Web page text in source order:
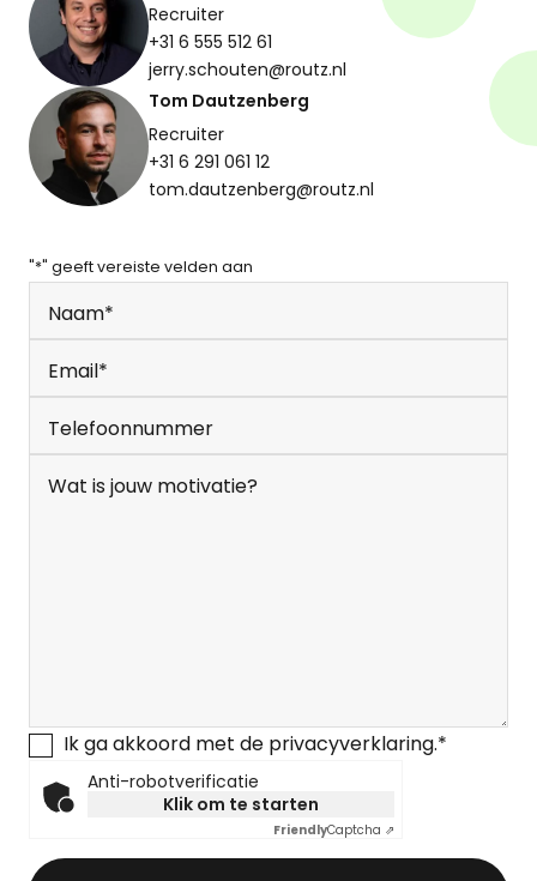
Recruiter
+31 6 555 512 61
jerry.schouten@routz.nl
Tom Dautzenberg
Recruiter
+31 6 291 061 12
tom.dautzenberg@routz.nl
"*" geeft vereiste velden aan
Naam*
Email*
Telefoonnummer
Wat is jouw motivatie?
Ik ga akkoord met de privacyverklaring.*
Geen titel
Anti-robotverificatie
Klik om te starten
FriendlyCaptcha ⇗